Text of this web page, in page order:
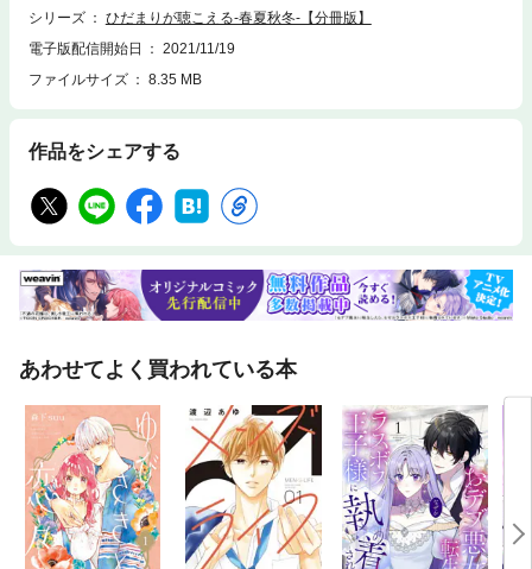
シリーズ
ひだまりが聴こえる-春夏秋冬-【分冊版】
電子版配信開始日
2021/11/19
ファイルサイズ
8.35 MB
作品をシェアする
あわせてよく買われている本